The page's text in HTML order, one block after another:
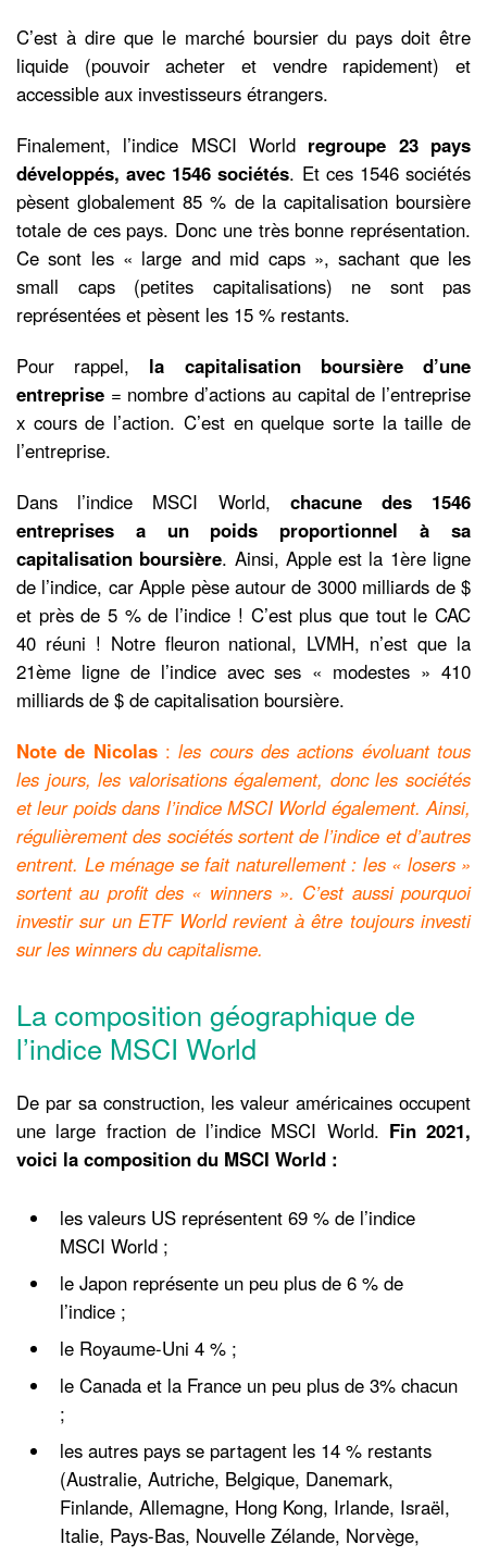
C’est à dire que le marché boursier du pays doit être
liquide (pouvoir acheter et vendre rapidement) et
accessible aux investisseurs étrangers.
Finalement, l’indice MSCI World regroupe 23 pays
développés, avec 1546 sociétés. Et ces 1546 sociétés
pèsent globalement 85 % de la capitalisation boursière
totale de ces pays. Donc une très bonne représentation.
Ce sont les « large and mid caps », sachant que les
small caps (petites capitalisations) ne sont pas
représentées et pèsent les 15 % restants.
Pour rappel, la capitalisation boursière d’une
entreprise = nombre d’actions au capital de l’entreprise
x cours de l’action. C’est en quelque sorte la taille de
l’entreprise.
Dans l’indice MSCI World, chacune des 1546
entreprises a un poids proportionnel à sa
capitalisation boursière. Ainsi, Apple est la 1ère ligne
de l’indice, car Apple pèse autour de 3000 milliards de $
et près de 5 % de l’indice ! C’est plus que tout le CAC
40 réuni ! Notre fleuron national, LVMH, n’est que la
21ème ligne de l’indice avec ses « modestes » 410
milliards de $ de capitalisation boursière.
Note de Nicolas:les cours des actions évoluant tous
les jours, les valorisations également, donc les sociétés
et leur poids dans l’indice MSCI World également. Ainsi,
régulièrement des sociétés sortent de l’indice et d’autres
entrent. Le ménage se fait naturellement : les « losers »
sortent au profit des « winners ». C’est aussi pourquoi
investir sur un ETF World revient à être toujours investi
sur les winners du capitalisme.
La composition géographique de
l’indice MSCI World
De par sa construction, les valeur américaines occupent
une large fraction de l’indice MSCI World. Fin 2021,
voici la composition du MSCI World :
les valeurs US représentent 69 % de l’indice
MSCI World ;
le Japon représente un peu plus de 6 % de
l’indice ;
le Royaume-Uni 4 % ;
le Canada et la France un peu plus de 3% chacun
;
les autres pays se partagent les 14 % restants
(Australie, Autriche, Belgique, Danemark,
Finlande, Allemagne, Hong Kong, Irlande, Israël,
Italie, Pays-Bas, Nouvelle Zélande, Norvège,